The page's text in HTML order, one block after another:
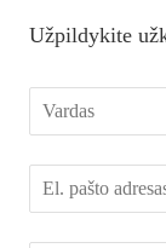
Užpildykite